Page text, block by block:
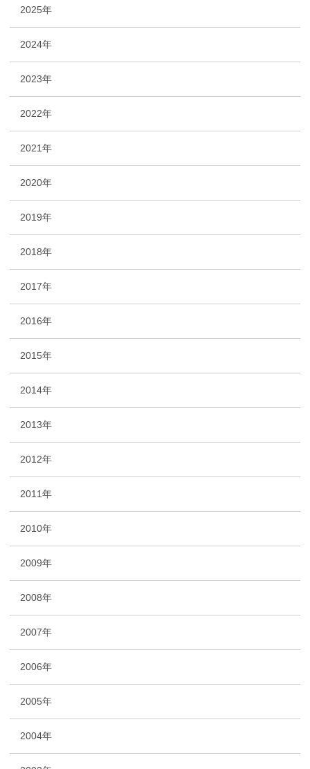
2025年
2024年
2023年
2022年
2021年
2020年
2019年
2018年
2017年
2016年
2015年
2014年
2013年
2012年
2011年
2010年
2009年
2008年
2007年
2006年
2005年
2004年